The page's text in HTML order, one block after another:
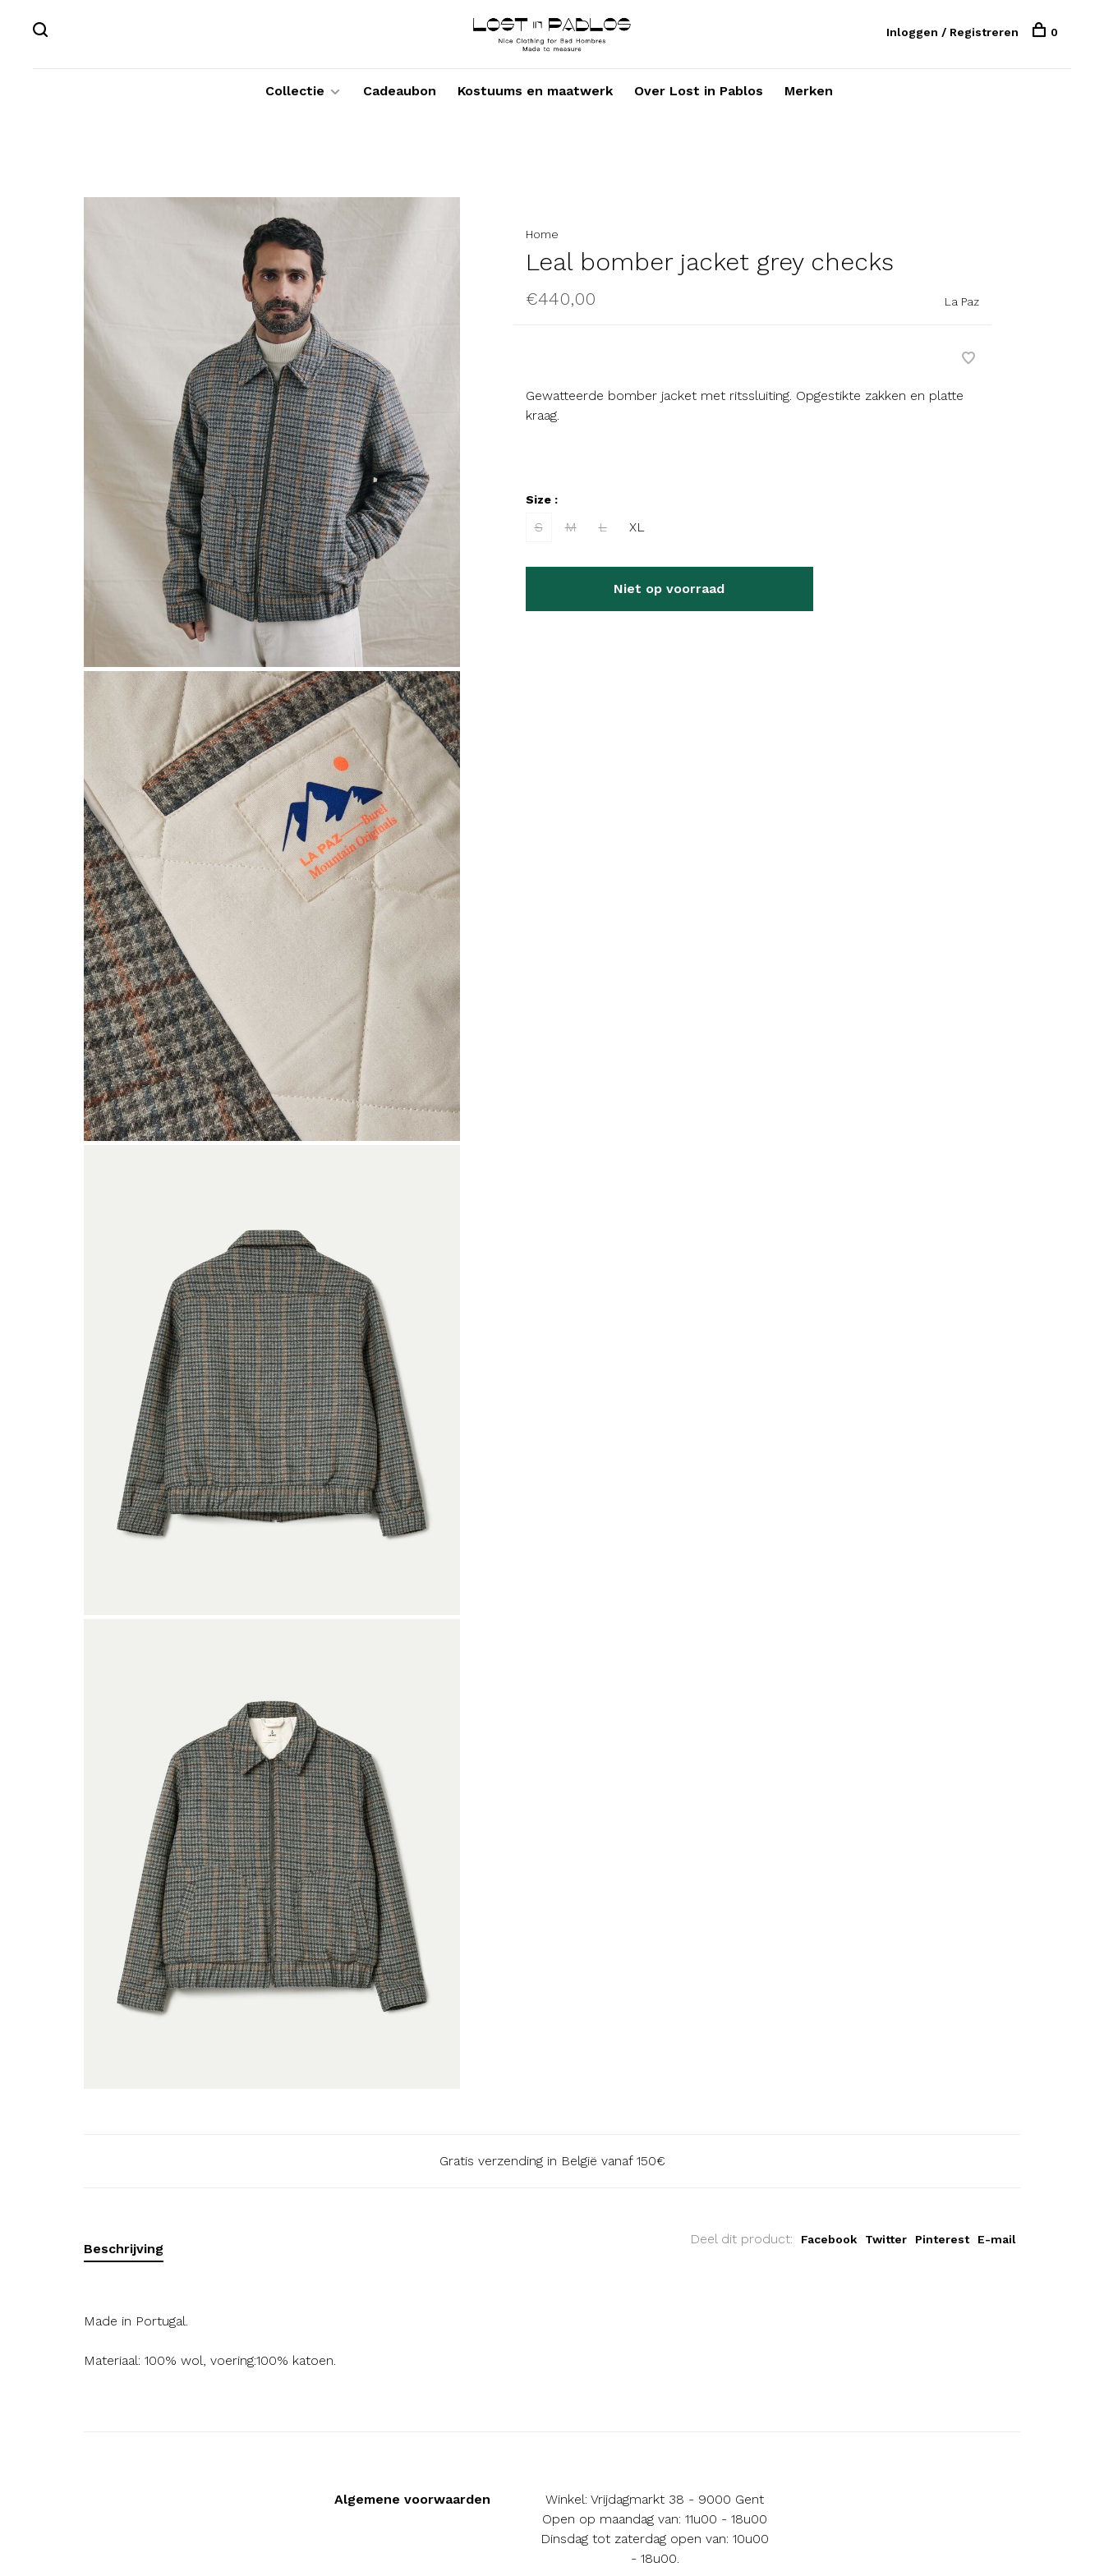
Collectie Cadeaubon Kostuums en maatwerk Over Lost in Pablos Merken
Inloggen / Registreren 0
Home
Leal bomber jacket grey checks
€440,00 La Paz
Gewatteerde bomber jacket met ritssluiting. Opgestikte zakken en platte
kraag.
Size :
S M L XL
Niet op voorraad
Gratis verzending in België vanaf 150€
Deel dit product: Facebook Twitter Pinterest E-mail
Beschrijving
Made in Portugal.
Materiaal: 100% wol, voering:100% katoen.
Algemene voorwaarden
Winkel: Vrijdagmarkt 38 - 9000 Gent
Open op maandag van: 11u00 - 18u00
Dinsdag tot zaterdag open van: 10u00
- 18u00.